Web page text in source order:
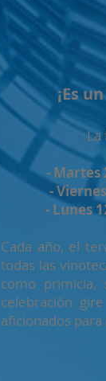
¡Es
La
- Martes
-
- Lunes
Cada año, el
todas las
como
celebración
aficionados